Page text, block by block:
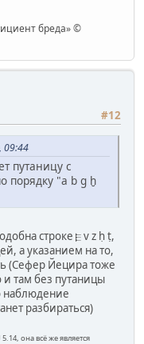
бреда» ©
#12
путаницу с
порядку "a b g ḫ
строке 𐎅 v z ḥ ṭ,
а указанием на то,
(Сефер Йецира тоже
и там без путаницы
наблюдение
разбираться)
она всё же является